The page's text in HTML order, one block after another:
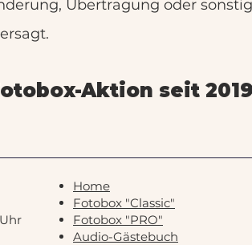
Übertragung oder
Aktion seit
Home
Fotobox "Classic"
Fotobox "PRO"
Audio-Gästebuch